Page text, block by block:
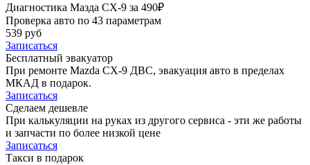
Диагностика Мазда СХ-9 за 490₽
Проверка авто по 43 параметрам
539 руб
Записаться
Бесплатный эвакуатор
При ремонте Mazda CX-9 ДВС, эвакуация авто в пределах
МКАД в подарок.
Записаться
Сделаем дешевле
При калькуляции на руках из другого сервиса - эти же работы
и запчасти по более низкой цене
Записаться
Такси в подарок